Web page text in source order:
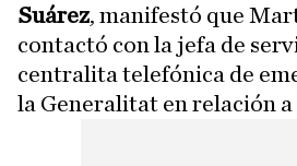
Suárez, manifestó que
contactó con la jefa de
centralita telefónica de
la Generalitat en relación a